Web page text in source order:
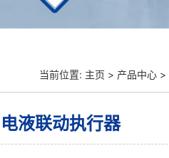
当前位置: 主页 > 产品中心 >
电液联动执行器